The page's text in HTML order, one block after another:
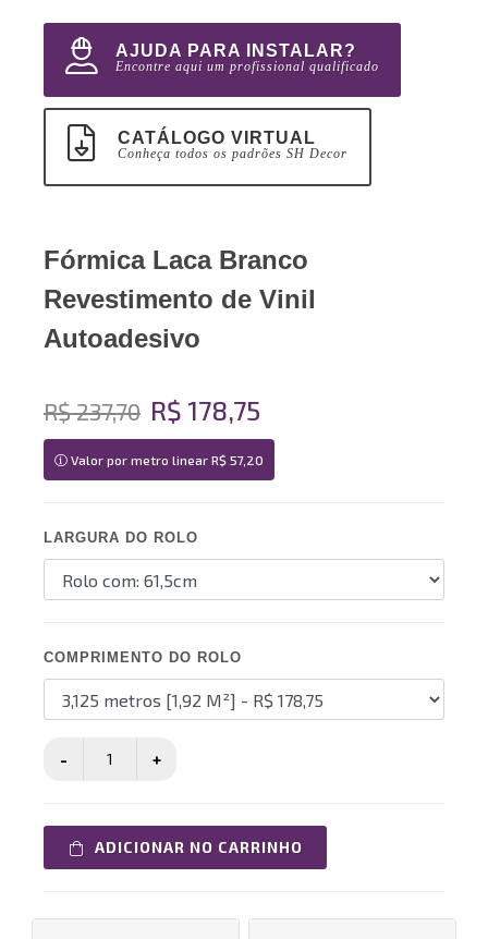
AJUDA PARA INSTALAR?
Encontre aqui um profissional qualificado
CATÁLOGO VIRTUAL
Conheça todos os padrões SH Decor
Fórmica Laca Branco
Revestimento de Vinil
Autoadesivo
R$ 237,70 R$ 178,75
Valor por metro linear R$ 57,20
LARGURA DO ROLO
COMPRIMENTO DO ROLO
ADICIONAR NO CARRINHO